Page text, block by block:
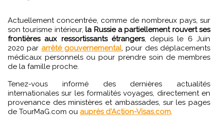
Actuellement concentrée, comme de nombreux pays, sur
son tourisme intérieur,la Russie a partiellement rouvert ses
frontières aux ressortissants étrangers, depuis le 6 Juin
2020 par arrêté gouvernemental, pour des déplacements
médicaux personnels ou pour prendre soin de membres
de la famille proche.
Tenez-vous informé des dernières actualités
internationales sur les formalités voyages, directement en
provenance des ministères et ambassades, sur les pages
de TourMaG.com ou auprès d'Action-Visas.com.